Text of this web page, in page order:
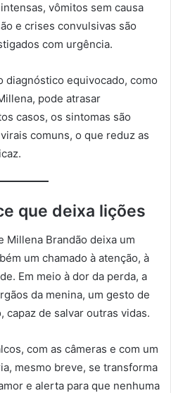
vômitos sem causa
e crises convulsivas são
com urgência.
diagnóstico equivocado, como
pode atrasar
casos, os sintomas são
comuns, o que reduz as
que deixa lições
Millena Brandão deixa um
um chamado à atenção, à
Em meio à dor da perda, a
da menina, um gesto de
capaz de salvar outras vidas.
com as câmeras e com um
mesmo breve, se transforma
e alerta para que nenhuma